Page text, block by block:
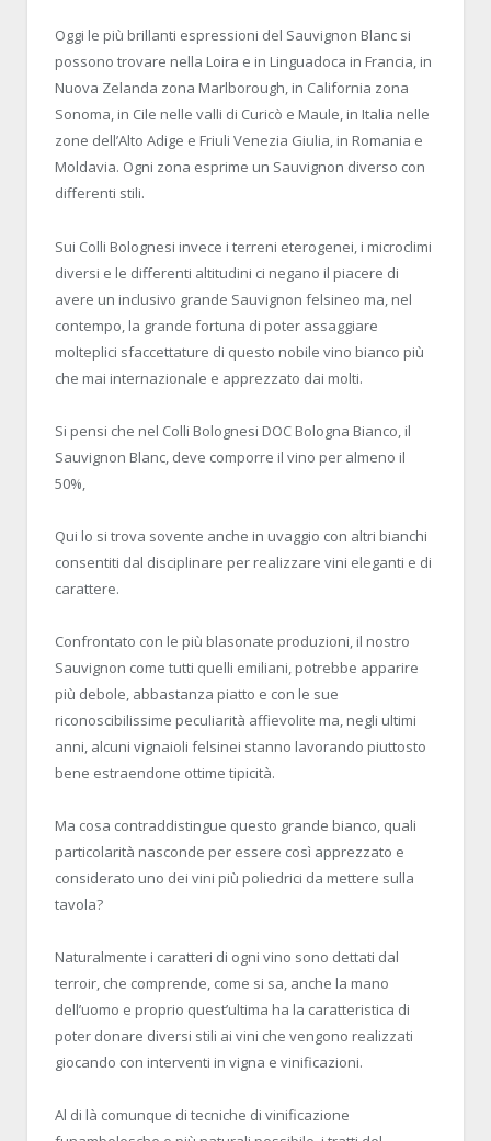
Oggi le più brillanti espressioni del Sauvignon Blanc si
possono trovare nella Loira e in Linguadoca in Francia, in
Nuova Zelanda zona Marlborough, in California zona
Sonoma, in Cile nelle valli di Curicò e Maule, in Italia nelle
zone dell’Alto Adige e Friuli Venezia Giulia, in Romania e
Moldavia. Ogni zona esprime un Sauvignon diverso con
differenti stili.
Sui Colli Bolognesi invece i terreni eterogenei, i microclimi
diversi e le differenti altitudini ci negano il piacere di
avere un inclusivo grande Sauvignon felsineo ma, nel
contempo, la grande fortuna di poter assaggiare
molteplici sfaccettature di questo nobile vino bianco più
che mai internazionale e apprezzato dai molti.
Si pensi che nel Colli Bolognesi DOC Bologna Bianco, il
Sauvignon Blanc, deve comporre il vino per almeno il
50%,
Qui lo si trova sovente anche in uvaggio con altri bianchi
consentiti dal disciplinare per realizzare vini eleganti e di
carattere.
Confrontato con le più blasonate produzioni, il nostro
Sauvignon come tutti quelli emiliani, potrebbe apparire
più debole, abbastanza piatto e con le sue
riconoscibilissime peculiarità affievolite ma, negli ultimi
anni, alcuni vignaioli felsinei stanno lavorando piuttosto
bene estraendone ottime tipicità.
Ma cosa contraddistingue questo grande bianco, quali
particolarità nasconde per essere così apprezzato e
considerato uno dei vini più poliedrici da mettere sulla
tavola?
Naturalmente i caratteri di ogni vino sono dettati dal
terroir, che comprende, come si sa, anche la mano
dell’uomo e proprio quest’ultima ha la caratteristica di
poter donare diversi stili ai vini che vengono realizzati
giocando con interventi in vigna e vinificazioni.
Al di là comunque di tecniche di vinificazione